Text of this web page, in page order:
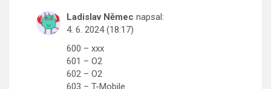
Ladislav Němec napsal:
4. 6. 2024 (18:17)
600 – xxx
601 – O2
602 – O2
603 – T-Mobile